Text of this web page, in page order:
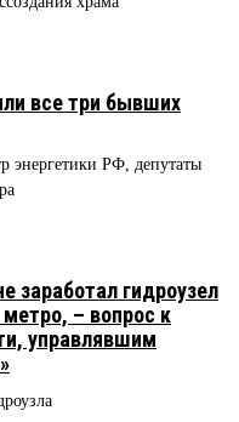
все три бывших
энергетики РФ, депутаты
гидроузел
– вопрос к
управлявшим